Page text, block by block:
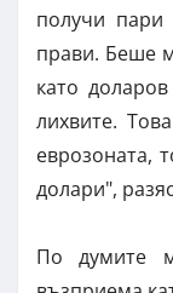
получи пари
прави. Беше
като
лихвите.
еврозоната,
долари",
По думите